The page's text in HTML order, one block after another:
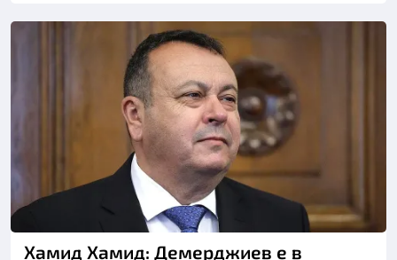
Хамид Хамид: Демерджиев е в